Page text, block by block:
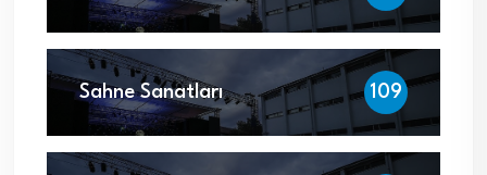
Sahne Sanatları 109